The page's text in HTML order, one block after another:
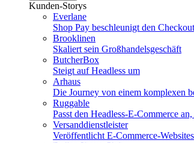
Kunden-Storys
Everlane
Shop Pay beschleunigt den
Brooklinen
Skaliert sein Großhandelsgeschäft
ButcherBox
Steigt auf Headless um
Arhaus
Die Journey von einem komplexen
Ruggable
Passt den Headless-E-Commerce
Versanddienstleister
Veröffentlicht E-Commerce-